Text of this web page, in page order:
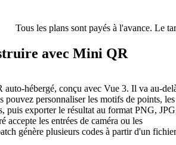
Tous les plans sont payés à l'avance. Le
avec Mini QR
hébergé, conçu avec Vue 3. Il va au-
personnaliser les motifs de points, les
puis exporter le résultat au format PNG,
les entrées de caméra ou les
génère plusieurs codes à partir d'un fichier